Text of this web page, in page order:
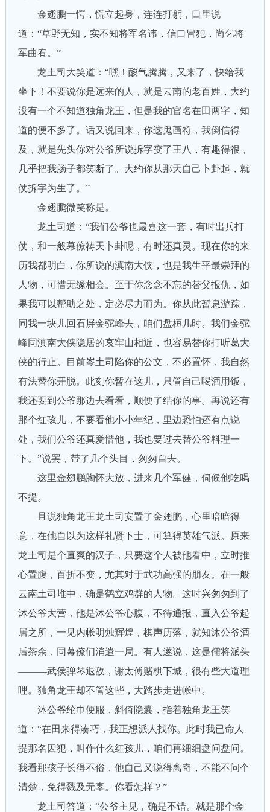
金翅鹏一愕，慌立起身，连连打躬，口里说
道：“草野无知，实不知将军名讳，信口冒犯，尚乞将
军曲宥。”
龙土司大笑道：“嘿！酸气腾腾，又来了，快给我
坐下！不要说你是远来的人，就是云南的老百姓，大约
没有一个不知道独角龙王，但是我的官名在田两字，知
道的便不多了。话又说回来，你这鬼画符，我倒信得
及，就是先头你对公爷所说拆字变了王八，有趣得很，
几乎把我肠子都笑断了。大约你从那天自己卜卦起，就
仗拆字为生了。”
金翅鹏微笑称是。
龙土司道：“我们公爷也最喜这一套，有时出兵打
仗，和一般幕僚祷天卜卦呢，有时还真灵。现在你的来
历我都明白，你所说的滇南大侠，也是我生平最崇拜的
人物，可惜无缘相会。至于你念念不忘的替父报仇，如
果我可以帮助之处，定必尽力而为。你从此暂息游踪，
同我一块儿回石屏金驼峰去，咱们盘桓几时。我们金驼
峰同滇南大侠隐居的哀牢山相近，也容易替你打听葛大
侠的行止。目前岑土司陷你的公文，不必置怀，我自然
有法替你开脱。此刻你暂在这儿，只管自己喝酒用饭，
我还要到公爷那边去看看，顺便了结你的事。再说还有
那个红孩儿，不要看他小小年纪，里边恐怕还有点说
处，我们公爷还真爱惜他，我也要过去替公爷料理一
下。”说罢，带了几个头目，匆匆自去。
这里金翅鹏胸怀大放，进来几个军健，伺候他吃喝
不提。
且说独角龙王龙土司安置了金翅鹏，心里暗暗得
意，在他自以为这样礼贤下士，可算得英雄气派。原来
龙土司是个直爽的汉子，只要这个人被他看中，立时推
心置腹，百折不变，尤其对于武功高强的朋友。在一般
云南土司堆中，确是鹤立鸡群的人物。这时兴匆匆到了
沐公爷大营，他是沐公爷心腹，不待通报，直入公爷起
居之所，一见内帐明烛辉煌，棋声历落，就知沐公爷酒
后茶余，同幕僚们消遣一局。有人遂说，这是儒将派头
———武侯弹琴退敌，谢太傅赌棋下城，很有些大道理
哩。独角龙王却不管这些，大踏步走进帐中。
沐公爷纶巾便服，斜倚隐囊，指着独角龙王笑
道：“在田来得凑巧，我正想派人找你。此时我已命人
提那名囚犯，叫作什么红孩儿，咱们再细细盘问盘问。
我看那孩子长得不俗，他自己又说得离奇，不能不问个
清楚，免得戮及无辜。你看怎样？”
龙土司答道：“公爷主见，确是不错。就是那个金